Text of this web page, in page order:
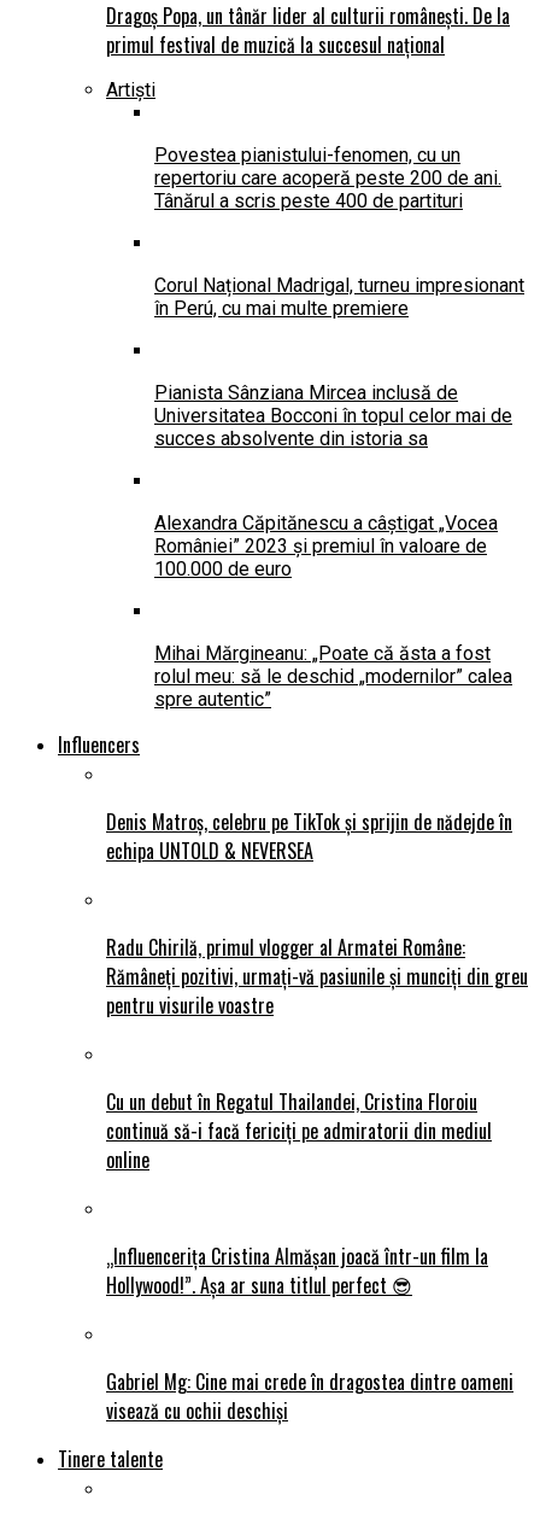
Dragoș Popa, un tânăr lider al culturii românești. De la
primul festival de muzică la succesul național
Artiști
Povestea pianistului-fenomen, cu un
repertoriu care acoperă peste 200 de ani.
Tânărul a scris peste 400 de partituri
Corul Național Madrigal, turneu impresionant
în Perú, cu mai multe premiere
Pianista Sânziana Mircea inclusă de
Universitatea Bocconi în topul celor mai de
succes absolvente din istoria sa
Alexandra Căpitănescu a câștigat „Vocea
României” 2023 și premiul în valoare de
100.000 de euro
Mihai Mărgineanu: „Poate că ăsta a fost
rolul meu: să le deschid „modernilor” calea
spre autentic”
Influencers
Denis Matroș, celebru pe TikTok și sprijin de nădejde în
echipa UNTOLD & NEVERSEA
Radu Chirilă, primul vlogger al Armatei Române:
Rămâneți pozitivi, urmați-vă pasiunile și munciți din greu
pentru visurile voastre
Cu un debut în Regatul Thailandei, Cristina Floroiu
continuă să-i facă fericiți pe admiratorii din mediul
online
„Influencerița Cristina Almășan joacă într-un film la
Hollywood!”. Așa ar suna titlul perfect 😎
Gabriel Mg: Cine mai crede în dragostea dintre oameni
visează cu ochii deschiși
Tinere talente